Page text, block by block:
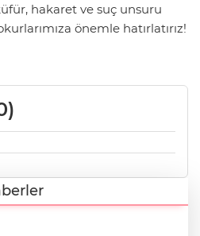
hakaret ve suç unsuru
önemle hatırlatırız!
)